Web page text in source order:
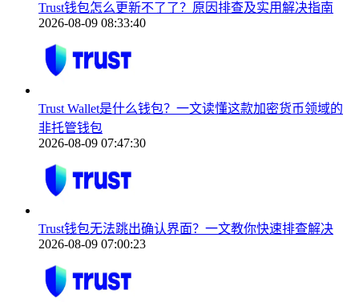
Trust钱包怎么更新不了了？原因排查及实用解决指南
2026-08-09 08:33:40
Trust Wallet是什么钱包？一文读懂这款加密货币领域的
非托管钱包
2026-08-09 07:47:30
Trust钱包无法跳出确认界面？一文教你快速排查解决
2026-08-09 07:00:23